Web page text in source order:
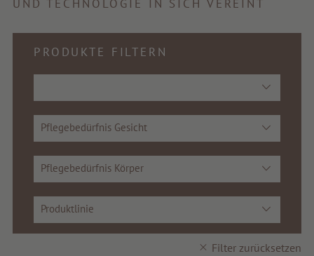
Schönheit
Gesundheit
Beste Qualität
Gutscheine
UND TECHNOLOGIE IN SICH VEREINT
PRODUKTE FILTERN
Pflegebedürfnis Gesicht
Pflegebedürfnis Körper
Produktlinie
Filter zurücksetzen